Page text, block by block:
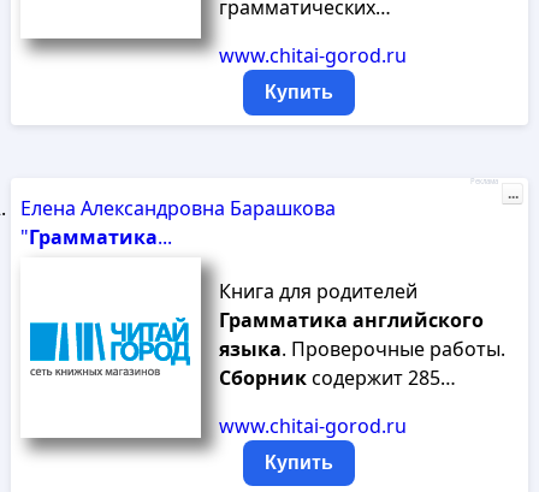
грамматических…
www.chitai-gorod.ru
Купить
Елена Александровна Барашкова
"Грамматика...
Книга для родителей
Грамматика английского
языка. Проверочные работы.
Сборниксодержит 285…
www.chitai-gorod.ru
Купить
Реклама
...